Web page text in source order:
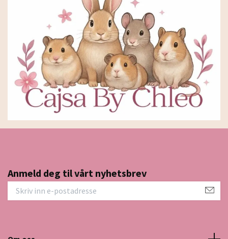
Anmeld deg til vårt nyhetsbrev